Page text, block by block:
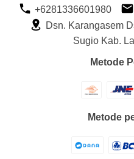
+6281336601980
Dsn. Karangasem
Sugio Kab.
Metode
Metode